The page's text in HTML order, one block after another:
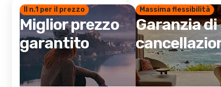
Il n.1 per il prezzo
Miglior prezzo
garantito
Massima flessibilità
Garanzia di